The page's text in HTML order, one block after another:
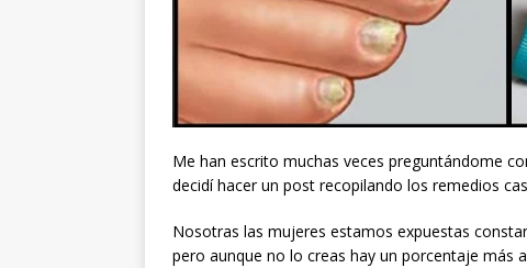
Me han escrito muchas veces preguntándome
decidí hacer un post recopilando los remedios
Nosotras las mujeres estamos expuestas
pero aunque no lo creas hay un porcentaje más